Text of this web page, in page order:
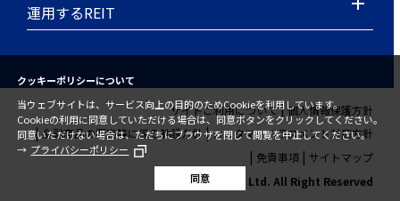
クッキーポリシーについて
当ウェブサイトは、サービス向上の目的のためCookieを利用しています。
Cookieの利用に同意していただける場合は、同意ボタンをクリックしてください。
同意いただけない場合は、ただちにブラウザを閉じて閲覧を中止してください。
プライバシーポリシー
同意
運用するREIT
サイトご利用について
個人情報保護方針
金融商品の販売等に係る勧誘方針
カスタマーハラスメント対応方針
免責事項
サイトマップ
© SAMTY Co., Ltd. All Right Reserved